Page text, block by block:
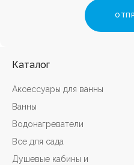
Каталог
Аксессуары для ванны
Ванны
Водонагреватели
Все для сада
Душевые кабины и